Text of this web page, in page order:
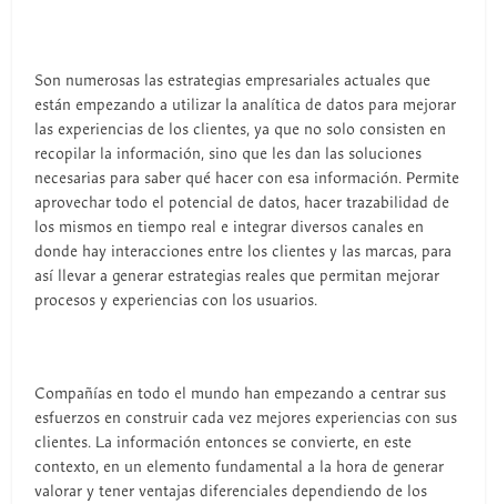
Son numerosas las estrategias empresariales actuales que
están empezando a utilizar la analítica de datos para mejorar
las experiencias de los clientes, ya que no solo consisten en
recopilar la información, sino que les dan las soluciones
necesarias para saber qué hacer con esa información. Permite
aprovechar todo el potencial de datos, hacer trazabilidad de
los mismos en tiempo real e integrar diversos canales en
donde hay interacciones entre los clientes y las marcas, para
así llevar a generar estrategias reales que permitan mejorar
procesos y experiencias con los usuarios.
Compañías en todo el mundo han empezando a centrar sus
esfuerzos en construir cada vez mejores experiencias con sus
clientes. La información entonces se convierte, en este
contexto, en un elemento fundamental a la hora de generar
valorar y tener ventajas diferenciales dependiendo de los